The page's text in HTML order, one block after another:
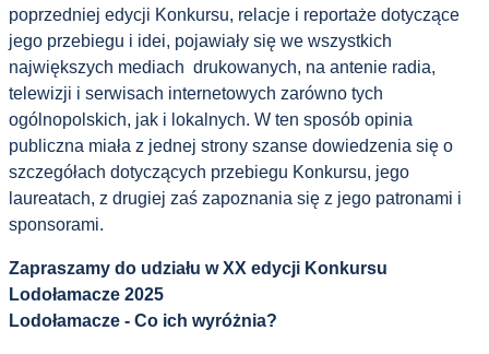
poprzedniej edycji Konkursu, relacje i reportaże dotyczące
jego przebiegu i idei, pojawiały się we wszystkich
największych mediach drukowanych, na antenie radia,
telewizji i serwisach internetowych zarówno tych
ogólnopolskich, jak i lokalnych. W ten sposób opinia
publiczna miała z jednej strony szanse dowiedzenia się o
szczegółach dotyczących przebiegu Konkursu, jego
laureatach, z drugiej zaś zapoznania się z jego patronami i
sponsorami.
Zapraszamy do udziału w XX edycji Konkursu
Lodołamacze 2025
Lodołamacze - Co ich wyróżnia?